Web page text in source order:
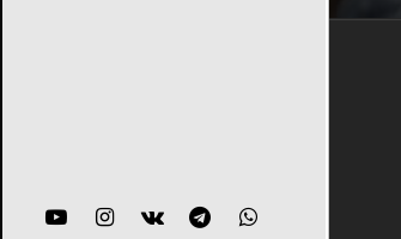
youtubeinstagram
vk telegramwhatsapp